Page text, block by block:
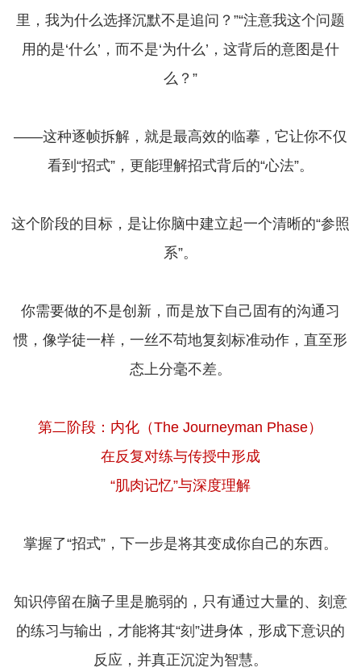
里，我为什么选择沉默不是追问？”“注意我这个问题
用的是‘什么’，而不是‘为什么’，这背后的意图是什
么？”
——这种逐帧拆解，就是最高效的临摹，它让你不仅
看到“招式”，更能理解招式背后的“心法”。
这个阶段的目标，是让你脑中建立起一个清晰的“参照
系”。
你需要做的不是创新，而是放下自己固有的沟通习
惯，像学徒一样，一丝不苟地复刻标准动作，直至形
态上分毫不差。
第二阶段：内化（The Journeyman Phase）
在反复对练与传授中形成
“肌肉记忆”与深度理解
掌握了“招式”，下一步是将其变成你自己的东西。
知识停留在脑子里是脆弱的，只有通过大量的、刻意
的练习与输出，才能将其“刻”进身体，形成下意识的
反应，并真正沉淀为智慧。